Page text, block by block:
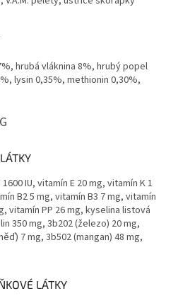
hrubá vláknina 8%, hrubý popel
lysin 0,35%, methionin 0,30%,
IU, vitamín E 20 mg, vitamín K 1
B2 5 mg, vitamín B3 7 mg, vitamín
vitamín PP 26 mg, kyselina listová
350 mg, 3b202 (železo) 20 mg,
7 mg, 3b502 (mangan) 48 mg,
LÁTKY